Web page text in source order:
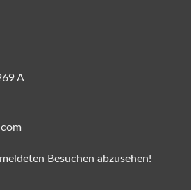
A
Besuchen abzusehen!